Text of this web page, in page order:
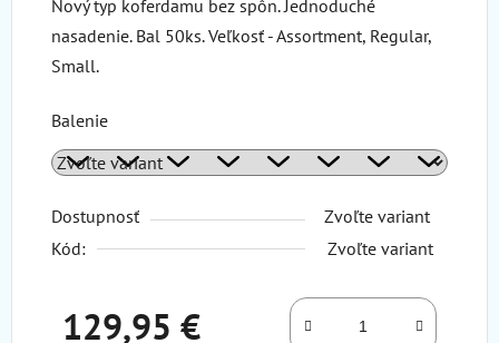
Nový typ koferdamu bez spôn. Jednoduché
nasadenie. Bal 50ks. Veľkosť - Assortment, Regular,
Small.
Balenie
Dostupnosť
Zvoľte variant
Kód:
Zvoľte variant
129,95 €